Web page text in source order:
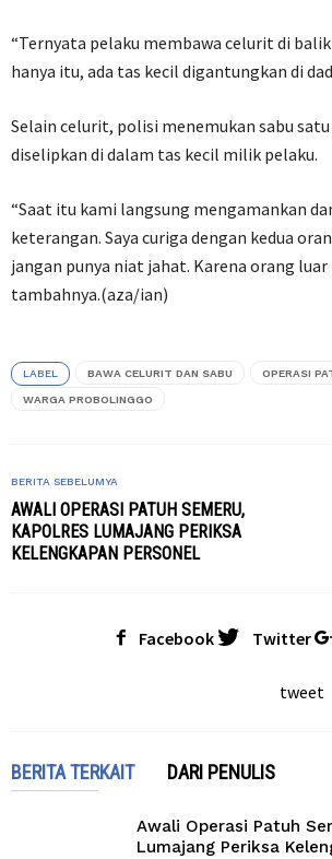
“Ternyata pelaku membawa celurit di
hanya itu, ada tas kecil digantungkan di
Selain celurit, polisi menemukan sabu
diselipkan di dalam tas kecil milik pelaku.
“Saat itu kami langsung mengamankan
keterangan. Saya curiga dengan kedua
jangan punya niat jahat. Karena orang luar
tambahnya.(aza/ian)
LABEL BAWA CELURIT DAN SABU OPERASI
WARGA PROBOLINGGO
BERITA SEBELUMYA
AWALI OPERASI PATUH SEMERU,
KAPOLRES LUMAJANG PERIKSA
KELENGKAPAN PERSONEL
Facebook Twitter
tweet
BERITA TERKAIT DARI PENULIS
Awali Operasi Patuh
Lumajang Periksa